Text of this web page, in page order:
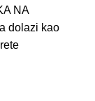
NA
dolazi kao